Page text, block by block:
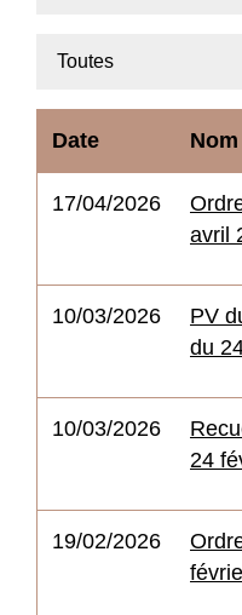
Toutes
Date Nom
17/04/2026
avril
10/03/2026
PV
du
10/03/2026
24
19/02/2026